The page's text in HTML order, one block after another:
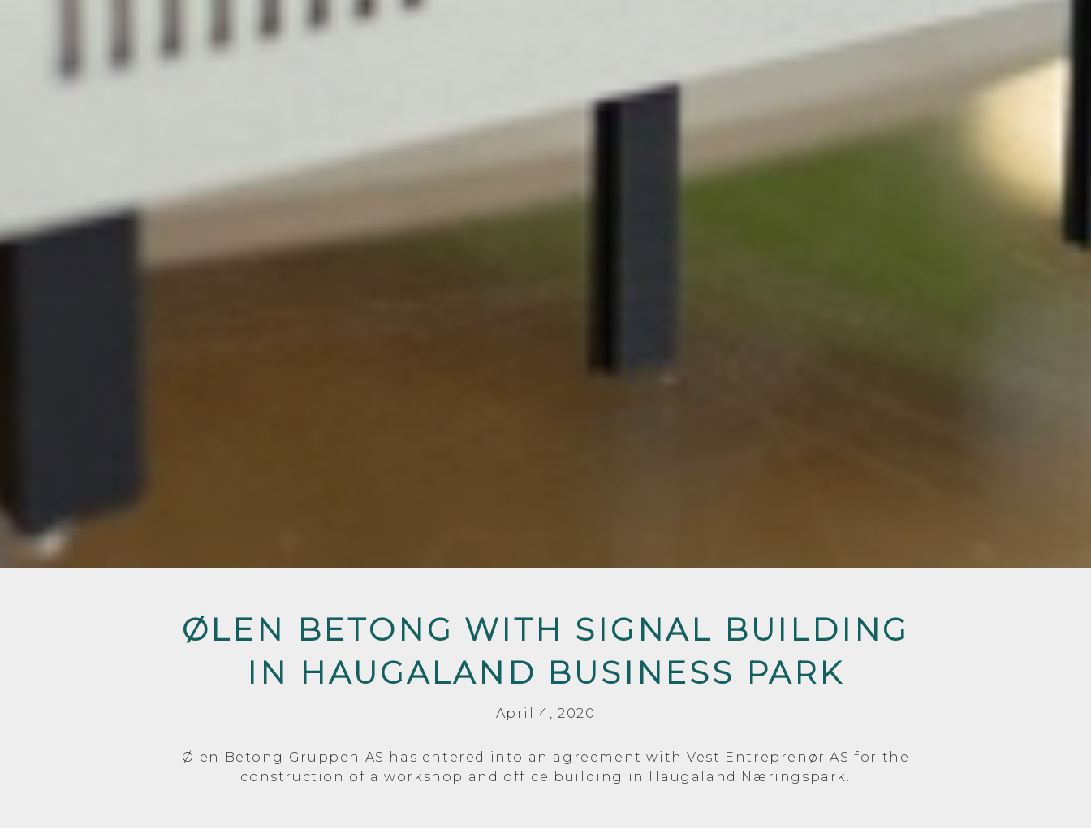
ØLEN BETONG WITH SIGNAL BUILDING
IN HAUGALAND BUSINESS PARK
April 4, 2020
Ølen Betong Gruppen AS has entered into an agreement with Vest Entreprenør AS for the
construction of a workshop and office building in Haugaland Næringspark.